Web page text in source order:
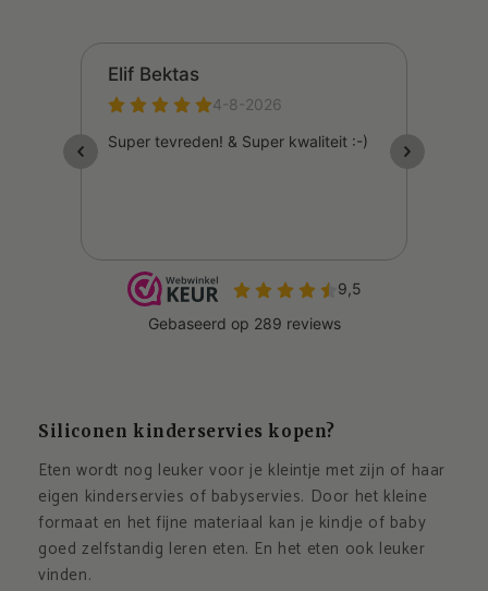
Siliconen kinderservies kopen?
Eten wordt nog leuker voor je kleintje met zijn of haar
eigen kinderservies of babyservies. Door het kleine
formaat en het fijne materiaal kan je kindje of baby
goed zelfstandig leren eten. En het eten ook leuker
vinden.